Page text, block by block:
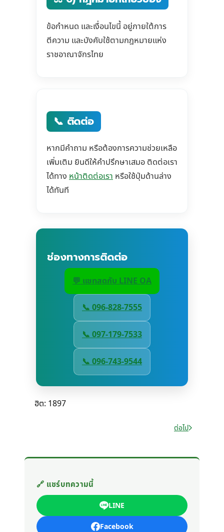
ข้อกำหนด และเงื่อนไขนี้ อยู่ภายใต้การ
ตีความ และบังคับใช้ตามกฎหมายแห่ง
ราชอาณาจักรไทย
📞 ติดต่อ
หากมีคำถาม หรือต้องการความช่วยเหลือ
เพิ่มเติม ยินดีให้คำปรึกษาเสมอ ติดต่อเรา
ได้ทาง หน้าติดต่อเรา หรือใช้ปุ่มด้านล่าง
ได้ทันที
ช่องทางการติดต่อ
💬 แชทสดกับ LINE OA
📞 096-828-7555
📞 097-179-7533
📞 096-743-9544
ฮิต: 1897
เนื้อหาถัดไป: นโ
ต่อไป
🔗 แชร์บทความนี้
LINE
Facebook